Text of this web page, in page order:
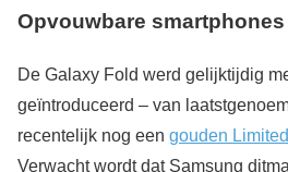
Opvouwbare smartphones
De Galaxy Fold werd gelijktijdig
geïntroduceerd – van
recentelijk nog een gouden
Verwacht wordt dat Samsung